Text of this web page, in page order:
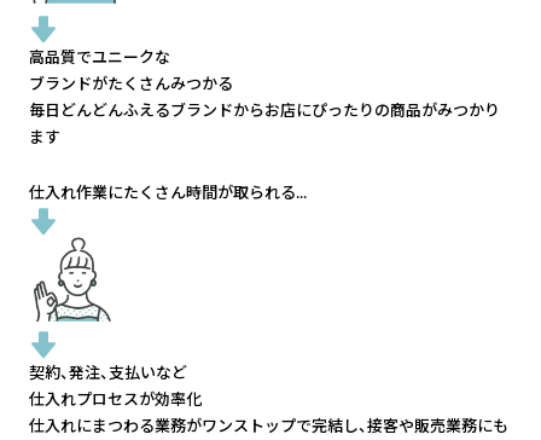
高品質でユニークな
ブランドがたくさんみつかる
毎日どんどんふえるブランドからお店にぴったりの商品がみつかり
ます
仕入れ作業にたくさん時間が取られる...
契約、発注、支払いなど
仕入れプロセスが効率化
仕入れにまつわる業務がワンストップで完結し、接客や販売業務にも